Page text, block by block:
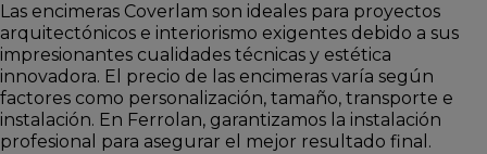
Las encimeras Coverlam son ideales para proyectos
arquitectónicos e interiorismo exigentes debido a sus
impresionantes cualidades técnicas y estética
innovadora. El precio de las encimeras varía según
factores como personalización, tamaño, transporte e
instalación. En Ferrolan, garantizamos la instalación
profesional para asegurar el mejor resultado final.